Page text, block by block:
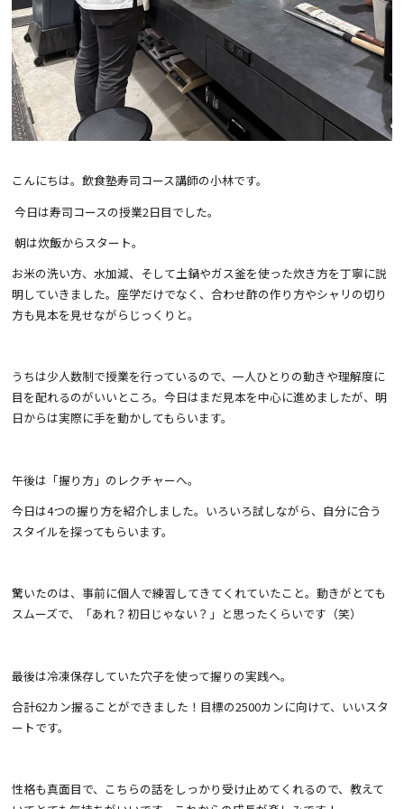
こんにちは。飲食塾寿司コース講師の小林です。
今日は寿司コースの授業2日目でした。
朝は炊飯からスタート。
お米の洗い方、水加減、そして土鍋やガス釜を使った炊き方を丁寧に説
明していきました。座学だけでなく、合わせ酢の作り方やシャリの切り
方も見本を見せながらじっくりと。
うちは少人数制で授業を行っているので、一人ひとりの動きや理解度に
目を配れるのがいいところ。今日はまだ見本を中心に進めましたが、明
日からは実際に手を動かしてもらいます。
午後は「握り方」のレクチャーへ。
今日は4つの握り方を紹介しました。いろいろ試しながら、自分に合う
スタイルを探ってもらいます。
驚いたのは、事前に個人で練習してきてくれていたこと。動きがとても
スムーズで、「あれ？初日じゃない？」と思ったくらいです（笑）
最後は冷凍保存していた穴子を使って握りの実践へ。
合計62カン握ることができました！目標の2500カンに向けて、いいスタ
ートです。
性格も真面目で、こちらの話をしっかり受け止めてくれるので、教えて